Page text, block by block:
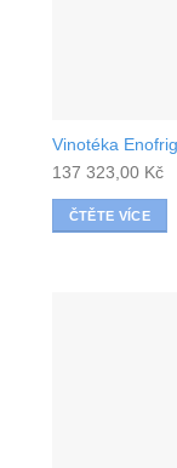
Vinotéka
137 323,00 Kč
ČTĚTE VÍCE